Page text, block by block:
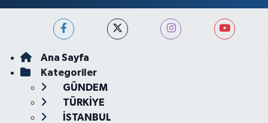
Ana Sayfa
Kategoriler
GÜNDEM
TÜRKİYE
İSTANBUL